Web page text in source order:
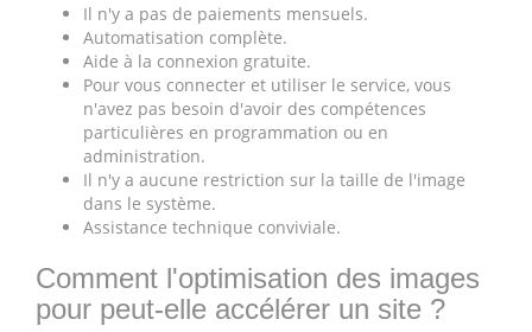
Il n'y a pas de paiements mensuels.
Automatisation complète.
Aide à la connexion gratuite.
Pour vous connecter et utiliser le service, vous
n'avez pas besoin d'avoir des compétences
particulières en programmation ou en
administration.
Il n'y a aucune restriction sur la taille de l'image
dans le système.
Assistance technique conviviale.
Comment l'optimisation des images
pour peut-elle accélérer un site ?